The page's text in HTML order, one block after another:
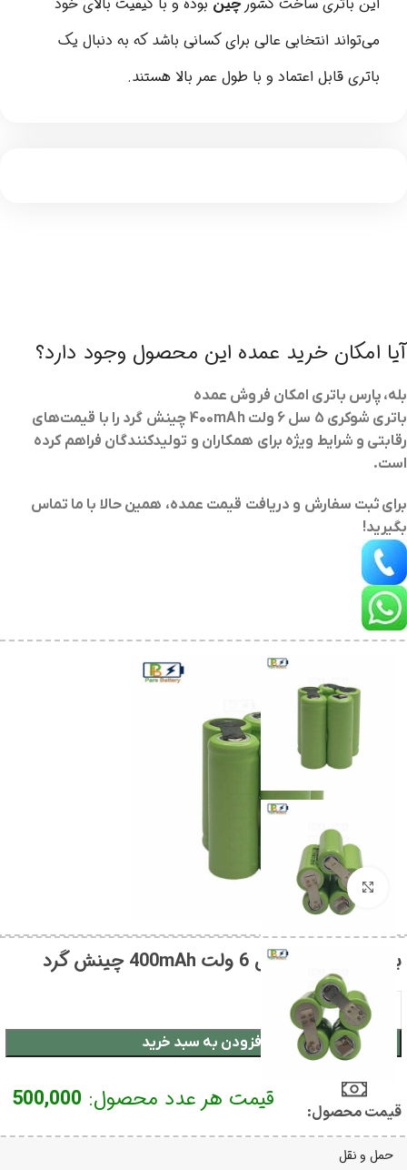
می‌تواند انتخابی عالی برای کسانی باشد که به دنبال یک
باتری قابل اعتماد و با طول عمر بالا هستند.
آیا امکان خرید عمده این محصول وجود دارد؟
بله، پارس باتری امکان فروش عمده
باتری شوکری 5 سل 6 ولت 400mAh چینش گرد
را با قیمت‌های
رقابتی و شرایط ویژه برای همکاران و تولیدکنندگان فراهم کرده
است.
برای ثبت سفارش و دریافت قیمت عمده، همین حالا با ما تماس
بگیرید!
بزرگنمایی تصویر
باتری شوکری 5 سل 6 ولت 400mAh چینش گرد
افزودن به سبد خرید
قیمت محصول:​ قیمت هر عدد محصول: 500,000
حمل و نقل